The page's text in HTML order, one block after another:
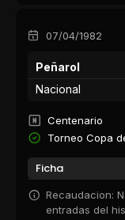
07/04/1982
Peñarol
Nacional
Centenario
Torneo Copa
Ficha
Recaudacion:
entradas del